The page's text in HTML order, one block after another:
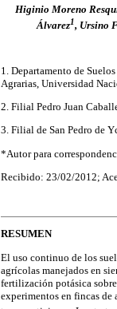
Higinio Moreno
Álvarez1, Ursino
1. Departamento de
Agrarias, Universidad
2. Filial Pedro Juan
3. Filial de San Pedro de
*Autor para
Recibido: 23/02/2012;
RESUMEN
El uso continuo de los
agrícolas manejados en
fertilización potásica
experimentos en fincas de